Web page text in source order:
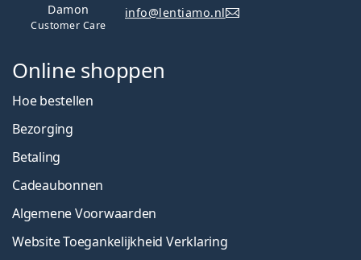
Damon
Customer Care
info@lentiamo.nl
Online shoppen
Hoe bestellen
Bezorging
Betaling
Cadeaubonnen
Algemene Voorwaarden
Website Toegankelijkheid Verklaring